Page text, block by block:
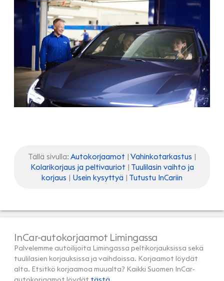
Tällä sivulla: Autokorjaamot | Vahinkotarkastus |
Kolarikorjaus ja peltivauriot | Tuulilasin vaihto ja
korjaus | Usein kysyttyä | Tutustu InCariin
InCar-autokorjaamot Limingassa
Palvelemme autoilijoita Limingassa peltikorjauksissa sekä
tuulilasien korjauksissa ja vaihdoissa. Korjaamot löydät
alta. Etsitkö korjaamoa muualta? Kaikki Suomen InCar-